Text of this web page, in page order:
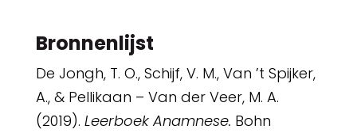
Bronnenlijst
De Jongh, T. O., Schijf, V. M., Van ’t Spijker,
A., & Pellikaan – Van der Veer, M. A.
(2019). Leerboek Anamnese. Bohn